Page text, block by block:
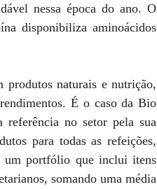
nessa época do ano. O
disponibiliza aminoácidos
produtos naturais e nutrição,
É o caso da Bio
no setor pela sua
para todas as refeições,
um portfólio que inclui itens
somando uma média